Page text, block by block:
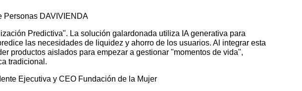
Personas DAVIVIENDA
Predictiva". La solución galardonada utiliza IA generativa para
las necesidades de liquidez y ahorro de los usuarios. Al integrar esta
productos aislados para empezar a gestionar "momentos de vida",
tradicional.
Ejecutiva y CEO Fundación de la Mujer